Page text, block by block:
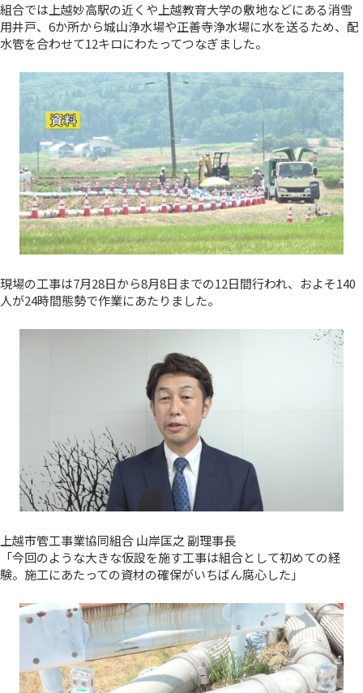
組合では上越妙高駅の近くや上越教育大学の敷地などにある消雪
用井戸、6か所から城山浄水場や正善寺浄水場に水を送るため、配
水管を合わせて12キロにわたってつなぎました。
現場の工事は7月28日から8月8日までの12日間行われ、およそ140
人が24時間態勢で作業にあたりました。
上越市管工事業協同組合 山岸匡之 副理事長
「今回のような大きな仮設を施す工事は組合として初めての経
験。施工にあたっての資材の確保がいちばん腐心した」